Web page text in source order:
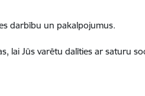
darbību un pakalpojumus.
lai Jūs varētu dalīties ar saturu